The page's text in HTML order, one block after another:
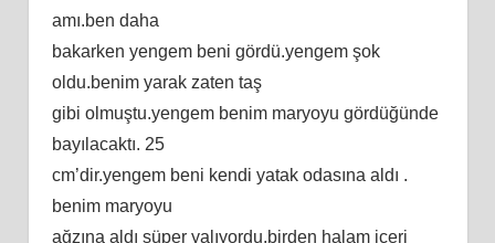
amı.ben daha
bakarken yengem beni gördü.yengem şok
oldu.benim yarak zaten taş
gibi olmuştu.yengem benim maryoyu gördüğünde
bayılacaktı. 25
cm’dir.yengem beni kendi yatak odasına aldı .
benim maryoyu
ağzına aldı süper yalıyordu.birden halam içeri